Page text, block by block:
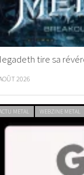
tire sa
2026
METAL WEBZINE METAL